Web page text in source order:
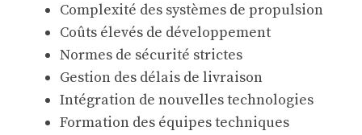
Complexité des systèmes de propulsion
Coûts élevés de développement
Normes de sécurité strictes
Gestion des délais de livraison
Intégration de nouvelles technologies
Formation des équipes techniques